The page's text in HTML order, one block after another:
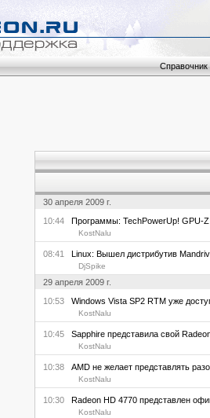
Справочник
30 апреля 2009 г.
10:44 Программы: TechPowerUp! GPU-Z
KostNalu
08:41 Linux: Вышел дистрибутив
DjSpike
29 апреля 2009 г.
10:53 Windows Vista SP2 RTM уже
KostNalu
10:45 Sapphire представила свой
KostNalu
10:38 AMD не желает представлять
KostNalu
10:30 Radeon HD 4770 представлен
KostNalu